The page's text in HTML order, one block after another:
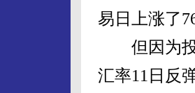
易日上涨了
但因为投
汇率11日反